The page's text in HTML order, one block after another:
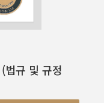
(법규 및 규정